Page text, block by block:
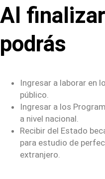
Al
podrás
Ingresar a laborar en
público.
Ingresar a los
a nivel nacional.
Recibir del Estado
para estudio de
extranjero.